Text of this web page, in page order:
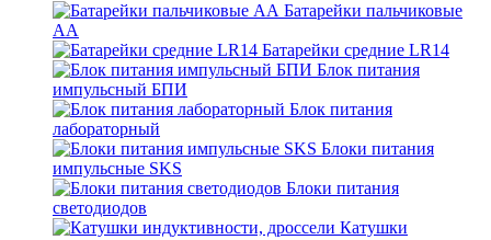
Батарейки пальчиковые
АА
Батарейки средние LR14
Блок питания
импульсный БПИ
Блок питания
лабораторный
Блоки питания
импульсные SKS
Блоки питания
светодиодов
Катушки